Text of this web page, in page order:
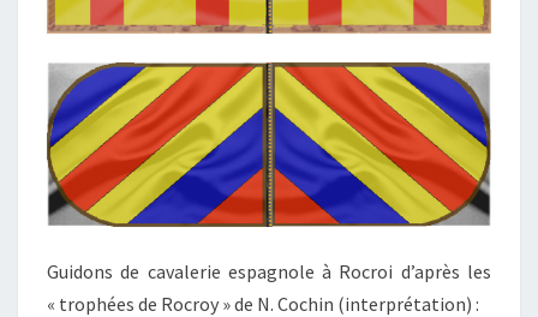
Guidons de cavalerie espagnole à Rocroi d’après les
« trophées de Rocroy » de N. Cochin (interprétation) :